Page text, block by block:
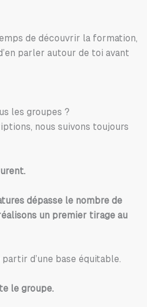
de découvrir la formation,
parler autour de toi avant
les groupes ?
nous suivons toujours
dépasse le nombre de
un premier tirage au
d’une base équitable.
le groupe.